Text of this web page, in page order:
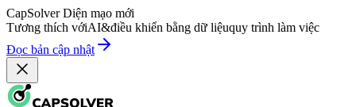
CapSolver Diện mạo mới
Tương thích vớiAI&điều khiển bằng dữ liệuquy trình làm việc
Đọc bản cập nhật